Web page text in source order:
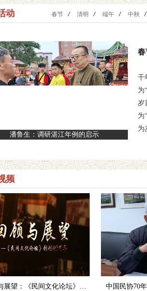
动 春节 / 清明 / 端午 / 中秋 /
潘鲁生：调研湛江年例的启示
千
为
岁
为
为
频
“回顾与展望：《民间文化论坛》创刊40周年座谈会”专题片